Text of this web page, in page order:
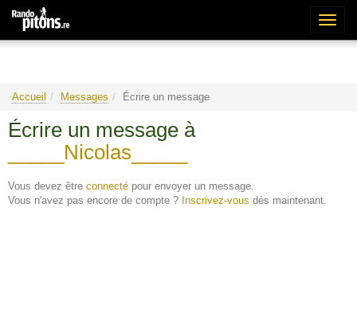
Accueil Messages Écrire un message
Écrire un message à
_____Nicolas_____
Vous devez être connecté pour envoyer un message.
Vous n'avez pas encore de compte ? Inscrivez-vous dès maintenant.